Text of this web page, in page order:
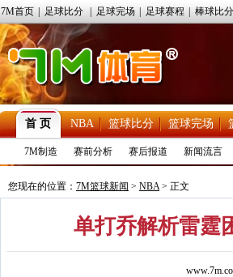
7M首页 足球比分 足球完场 足球赛程 棒球比分
首 页 NBA 篮球比分 篮球完场
7M制造 赛前分析 赛后报道 新闻流言
您现在的位置： 7M篮球新闻 > NBA> 正文
单打乔解析雷霆